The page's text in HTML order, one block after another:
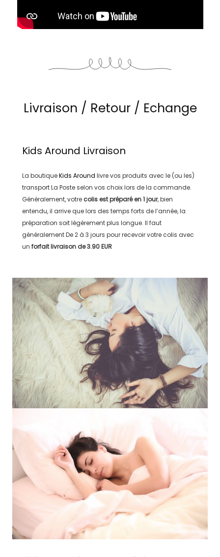
Livraison / Retour / Echange
Kids Around Livraison
La boutiqueKids Around livre vos produits avec le (ou les)
transportLa Posteselon vos choix lors de la commande.
Généralement, votre colis est préparé en1 jour, bien
entendu, il arrive que lors des temps forts de l’année, la
préparation soit légérement plus longue. Il faut
généralementDe 2 à 3 jours pour recevoir votre colis avec
un forfait livraison de3.90 EUR